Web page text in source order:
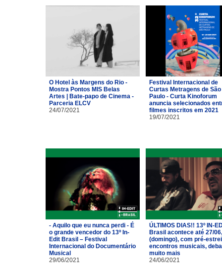
O Hotel às Margens do Rio -
Mostra Pontos MIS Belas
Artes | Bate-papo de Cinema -
Parceria ELCV
24/07/2021
Festival Internacional de
Curtas Metragens de São
Paulo - Curta Kinoforum
anuncia selecionados
filmes inscritos em 2021
19/07/2021
- Aquilo que eu nunca perdi - É
o grande vencedor do 13º In-
Edit Brasil – Festival
Internacional do Documentário
Musical
29/06/2021
ÚLTIMOS DIAS!! 13º IN-
Brasil acontece até 27/06,
(domingo), com pré-
encontros musicais,
muito mais
24/06/2021